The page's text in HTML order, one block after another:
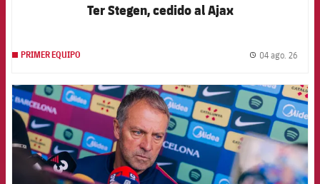
Ter Stegen, cedido al Ajax
PRIMER EQUIPO 04 ago. 26
FCB Barcelona badge